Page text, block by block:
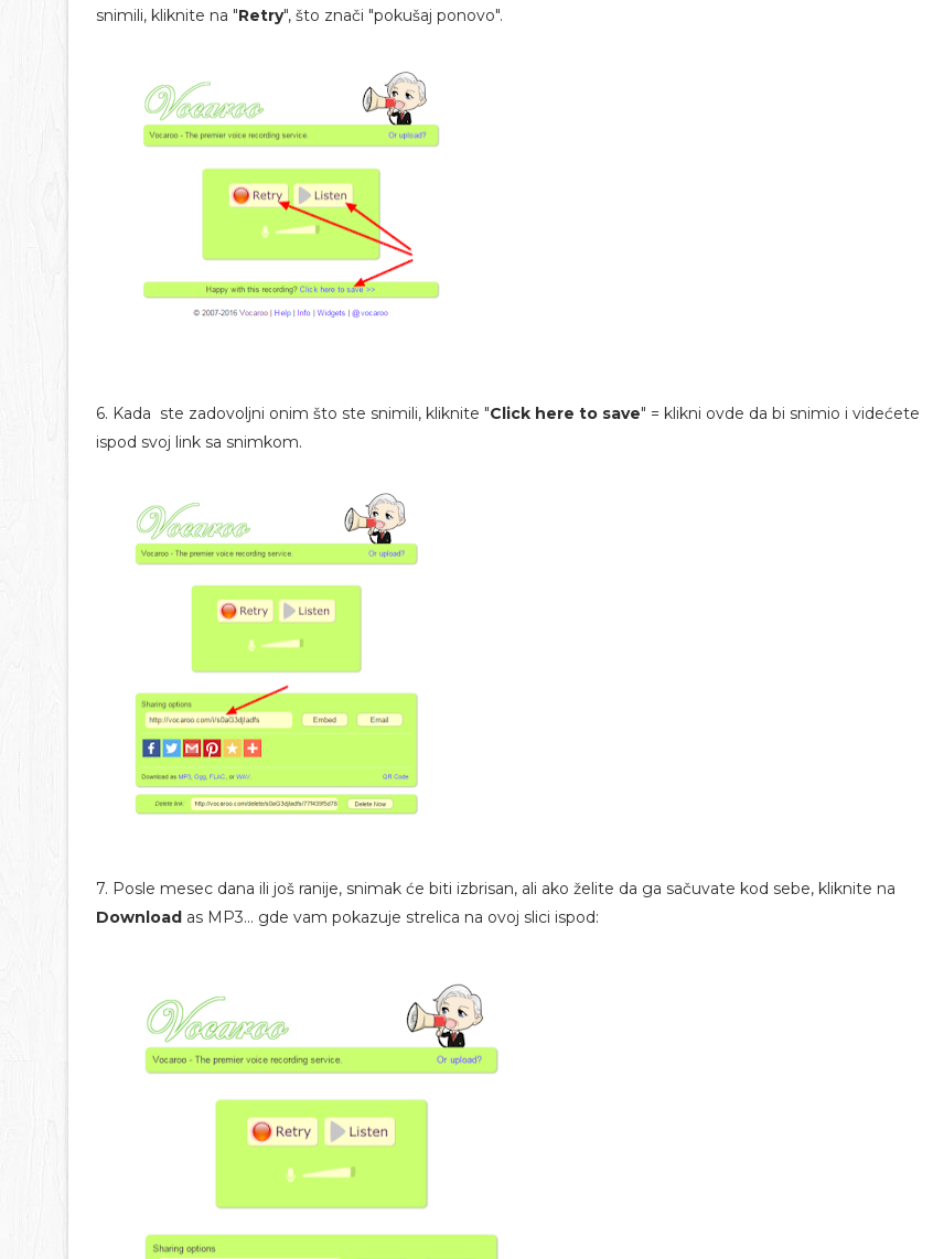
snimili, kliknite na "Retry", što znači "pokušaj ponovo".
6. Kada ste zadovoljni onim što ste snimili, kliknite "Click here to save" = klikni ovde da bi snimio i videćete
ispod svoj link sa snimkom.
7. Posle mesec dana ili još ranije, snimak će biti izbrisan, ali ako želite da ga sačuvate kod sebe, kliknite na
Download as MP3... gde vam pokazuje strelica na ovoj slici ispod: